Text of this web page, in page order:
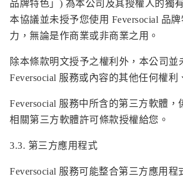
品牌特色」) 為本公司及其授權人的獨
本協議並未授予您使用 Feversocial 品
力，無論是作商業或非商業之用。
除本條款明文授予之權利外，本公司並
Feversocial 服務或內容的其他任何權利
Feversocial 服務中所含的第三方軟體，
相關第三方軟體許可條款授權給您。
3.3. 第三方應用程式
Feversocial 服務可能整合第三方應用程